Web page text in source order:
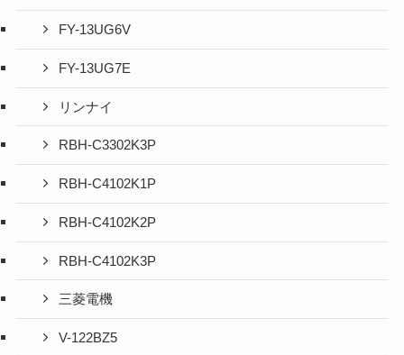
FY-13UG6V
FY-13UG7E
リンナイ
RBH-C3302K3P
RBH-C4102K1P
RBH-C4102K2P
RBH-C4102K3P
三菱電機
V-122BZ5